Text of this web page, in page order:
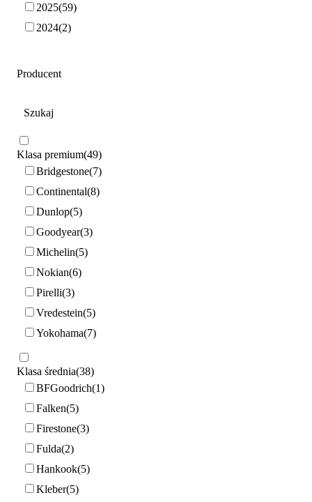
2025 59
2024 2
Producent
Klasa premium 49
Bridgestone 7
Continental 8
Dunlop 5
Goodyear 3
Michelin 5
Nokian 6
Pirelli 3
Vredestein 5
Yokohama 7
Klasa średnia 38
BFGoodrich 1
Falken 5
Firestone 3
Fulda 2
Hankook 5
Kleber 5